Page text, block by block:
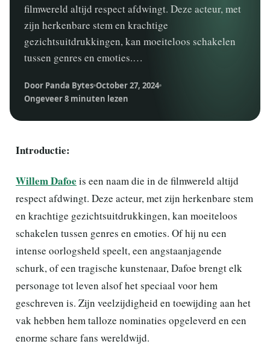
filmwereld altijd respect afdwingt. Deze acteur, met
zijn herkenbare stem en krachtige
gezichtsuitdrukkingen, kan moeiteloos schakelen
tussen genres en emoties.…
Door Panda Bytes October 27, 2024
Ongeveer 8 minuten lezen
Introductie:
Willem Dafoe is een naam die in de filmwereld altijd
respect afdwingt. Deze acteur, met zijn herkenbare stem
en krachtige gezichtsuitdrukkingen, kan moeiteloos
schakelen tussen genres en emoties. Of hij nu een
intense oorlogsheld speelt, een angstaanjagende
schurk, of een tragische kunstenaar, Dafoe brengt elk
personage tot leven alsof het speciaal voor hem
geschreven is. Zijn veelzijdigheid en toewijding aan het
vak hebben hem talloze nominaties opgeleverd en een
enorme schare fans wereldwijd.